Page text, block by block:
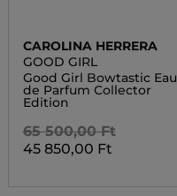
CAROLINA HERRERA
GOOD GIRL
Good Girl Bowtastic Eau
de Parfum Collector
Edition
65 500,00 Ft
45 850,00 Ft